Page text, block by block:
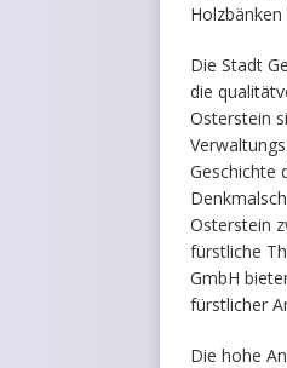
Die Stadt
die
Osterstein
Geschichte
Osterstein
fürstliche
GmbH
fürstlicher
Die hohe